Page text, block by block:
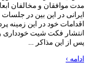
مدت موافقان و مخالفان
ایرانی در این بین در
اقدامات خود در این زمینه
انتشار فکت شیت خودداری
پس از این مذاکر ...
ادامه ›